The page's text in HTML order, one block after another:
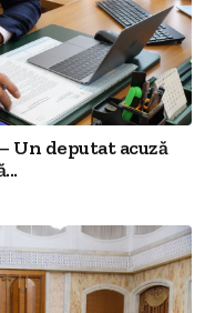
Un deputat acuză